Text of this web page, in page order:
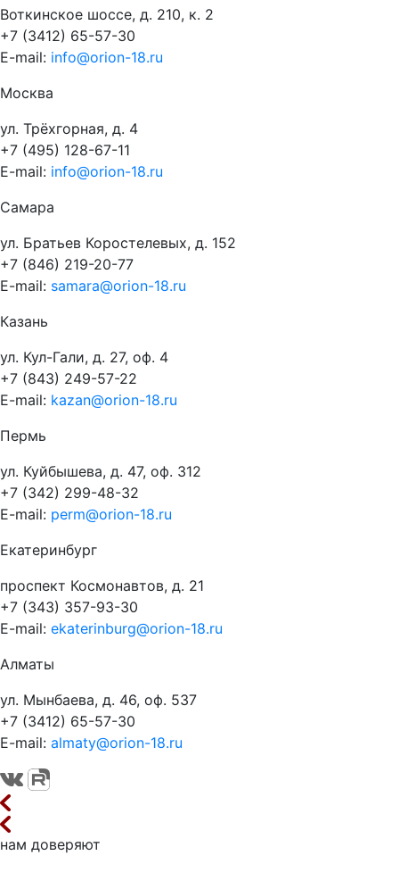
Воткинское шоссе, д. 210, к. 2
+7 (3412) 65-57-30
E-mail: info@orion-18.ru
Москва
ул. Трёхгорная, д. 4
+7 (495) 128-67-11
E-mail: info@orion-18.ru
Самара
ул. Братьев Коростелевых, д. 152
+7 (846) 219-20-77
E-mail: samara@orion-18.ru
Казань
ул. Кул-Гали, д. 27, оф. 4
+7 (843) 249-57-22
E-mail: kazan@orion-18.ru
Пермь
ул. Куйбышева, д. 47, оф. 312
+7 (342) 299-48-32
E-mail: perm@orion-18.ru
Екатеринбург
проспект Космонавтов, д. 21
+7 (343) 357-93-30
E-mail: ekaterinburg@orion-18.ru
Алматы
ул. Мынбаева, д. 46, оф. 537
+7 (3412) 65-57-30
E-mail: almaty@orion-18.ru
нам доверяют